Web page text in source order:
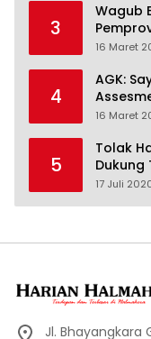
3
Wagub
16 Maret
4
AGK:
16 Maret
5
Tolak
Dukung
17 Juli
Jl. Bhayangkara